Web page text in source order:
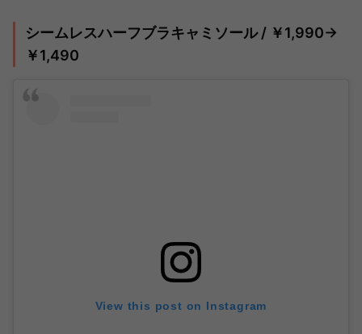
シームレスハーフブラキャミソール / ￥1,990→
￥1,490
View this post on Instagram